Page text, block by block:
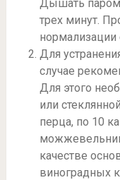
Дышать паром
трех минут.
нормализации
Для
случае
Для этого
или
перца, по 10
качестве
виноградных